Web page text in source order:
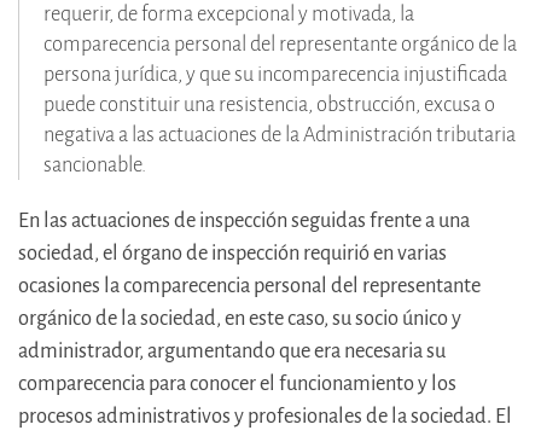
requerir, de forma excepcional y motivada, la
comparecencia personal del representante orgánico de la
persona jurídica, y que su incomparecencia injustificada
puede constituir una resistencia, obstrucción, excusa o
negativa a las actuaciones de la Administración tributaria
sancionable.
En las actuaciones de inspección seguidas frente a una
sociedad, el órgano de inspección requirió en varias
ocasiones la comparecencia personal del representante
orgánico de la sociedad, en este caso, su socio único y
administrador, argumentando que era necesaria su
comparecencia para conocer el funcionamiento y los
procesos administrativos y profesionales de la sociedad. El